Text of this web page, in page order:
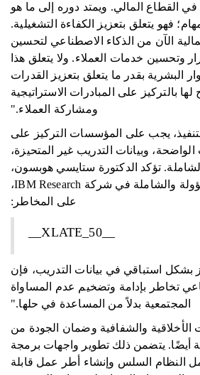
القطاع المالي. ويمتد دوره إلى ما هو
فهو يتعلق بتعزيز الكفاءة التشغيلية.
الآن من الذكاء الاصطناعي لتحسين
وتحسين خدمات العملاء. ولا يتعلق هذا
البشرية بقدر ما يتعلق بتعزيز القدرات
بالتركيز على المبادرات الاستراتيجية
ومشاركة العملاء."
يجب على المؤسسات التركيز على
وبيانات التدريب غير المتحيزة،
الشاملة. تؤكد الدكتورة ستايسي هوبسون،
مديرة التقنيات المسؤولة والشاملة في شركة IBM Research،
على المخاطر:
__XLATE_50__
بشكل استباقي في بيانات التدريب، فإن
تخاطر بإدامة وتضخيم عدم المساواة
المجتمعية بدلاً من المساعدة في حلها."
الأخلاقية والشفافية وضمان الجودة من
أيضًا. يتضمن ذلك تطوير واجهات برمجة
النظام السلس وإنشاء أطر عمل قابلة